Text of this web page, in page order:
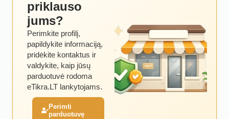
priklauso
jums?
Perimkite profilį,
papildykite informaciją,
pridėkite kontaktus ir
valdykite, kaip jūsų
parduotuvė rodoma
eTikra.LT lankytojams.
Perimti
parduotuvę